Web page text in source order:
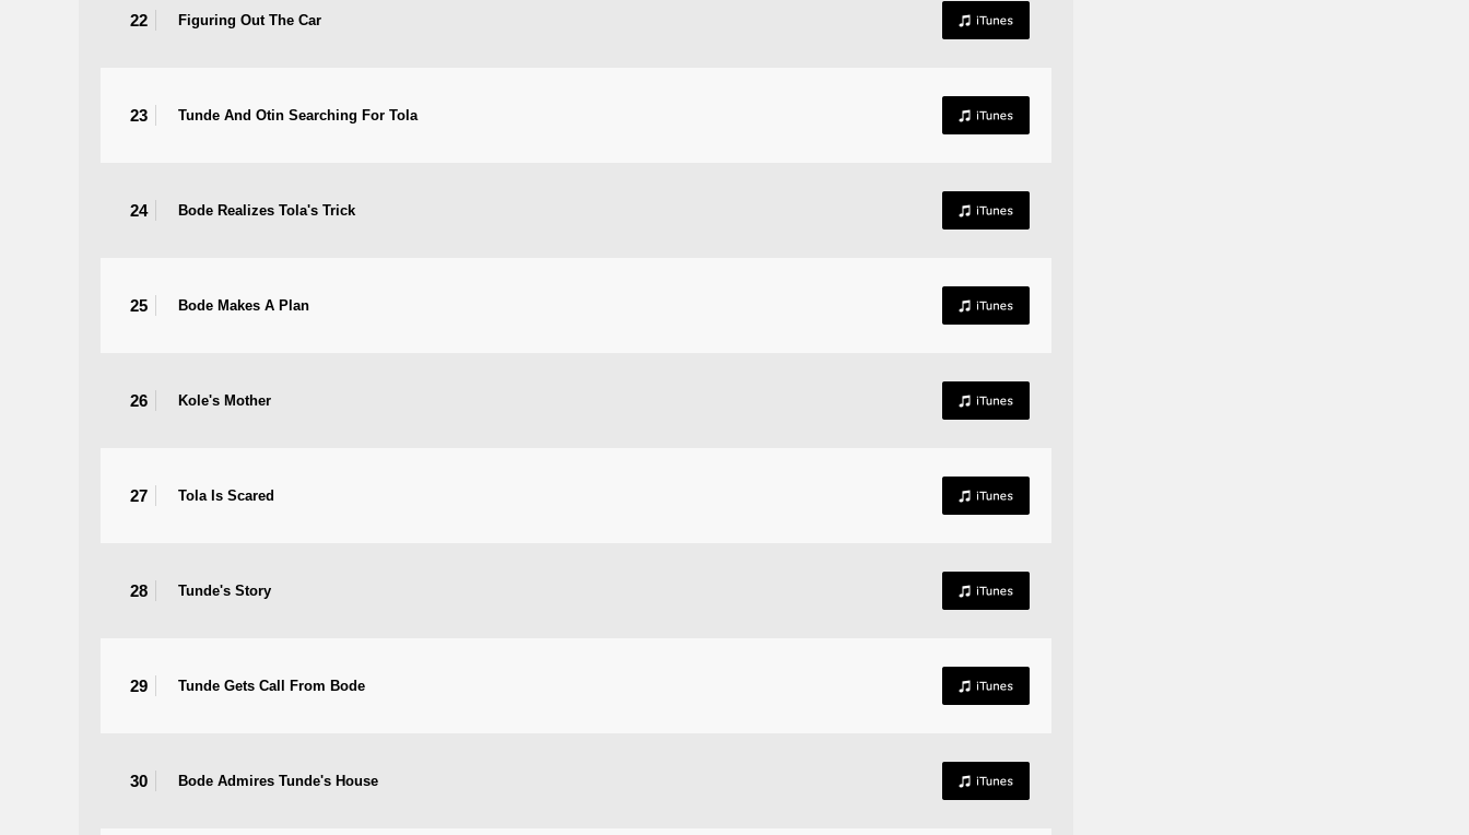
22 Figuring Out The Car
23 Tunde And Otin Searching For Tola
24 Bode Realizes Tola's Trick
25 Bode Makes A Plan
26 Kole's Mother
27 Tola Is Scared
28 Tunde's Story
29 Tunde Gets Call From Bode
30 Bode Admires Tunde's House